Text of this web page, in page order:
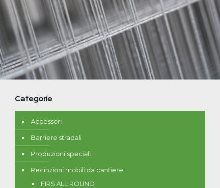
Categorie
Accessori
Barriere stradali
Produzioni speciali
Recinzioni mobili da cantiere
FIRS ALL ROUND